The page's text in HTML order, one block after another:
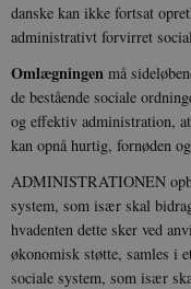
danske kan ikke fortsat
administrativt forvirret
Omlægningen må
de bestående sociale
og effektiv administration,
kan opnå hurtig, fornøden
ADMINISTRATIONEN
system, som især skal
hvadenten dette sker ved
økonomisk støtte, samles i
sociale system, som især